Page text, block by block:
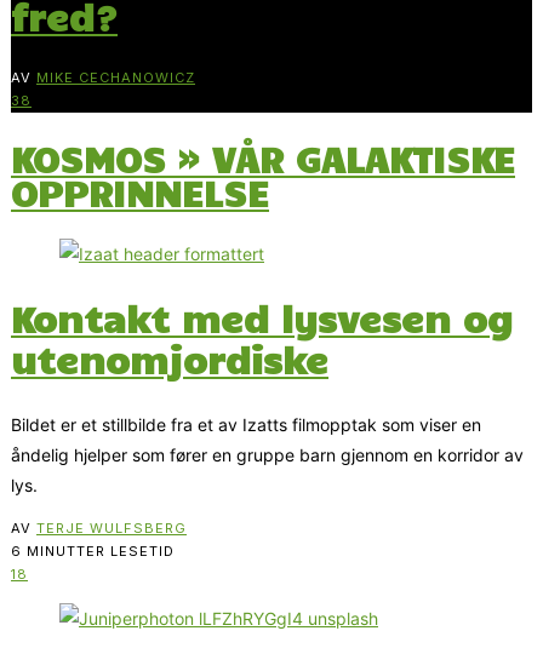
fred?
AV MIKE CECHANOWICZ
38
KOSMOS » VÅR GALAKTISKE
OPPRINNELSE
Kontakt med lysvesen og
utenomjordiske
Bildet er et stillbilde fra et av Izatts filmopptak som viser en
åndelig hjelper som fører en gruppe barn gjennom en korridor av
lys.
AV TERJE WULFSBERG
6 MINUTTER LESETID
18